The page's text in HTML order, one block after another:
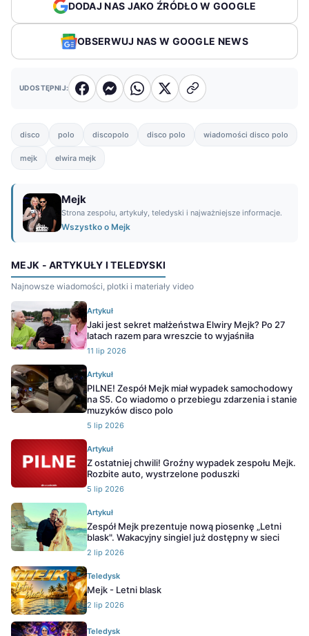
DODAJ NAS JAKO ŹRÓDŁO W GOOGLE
OBSERWUJ NAS W GOOGLE NEWS
UDOSTĘPNIJ:
disco polo discopolo disco polo wiadomości disco polo
mejk elwira mejk
Mejk
Strona zespołu, artykuły, teledyski i najważniejsze informacje.
Wszystko o Mejk
MEJK - ARTYKUŁY I TELEDYSKI
Najnowsze wiadomości, plotki i materiały video
Artykuł
Jaki jest sekret małżeństwa Elwiry Mejk? Po 27
latach razem para wreszcie to wyjaśniła
11 lip 2026
Artykuł
PILNE! Zespół Mejk miał wypadek samochodowy
na S5. Co wiadomo o przebiegu zdarzenia i stanie
muzyków disco polo
5 lip 2026
Artykuł
Z ostatniej chwili! Groźny wypadek zespołu Mejk.
Rozbite auto, wystrzelone poduszki
5 lip 2026
Artykuł
Zespół Mejk prezentuje nową piosenkę „Letni
blask". Wakacyjny singiel już dostępny w sieci
2 lip 2026
Teledysk
Mejk - Letni blask
2 lip 2026
Teledysk